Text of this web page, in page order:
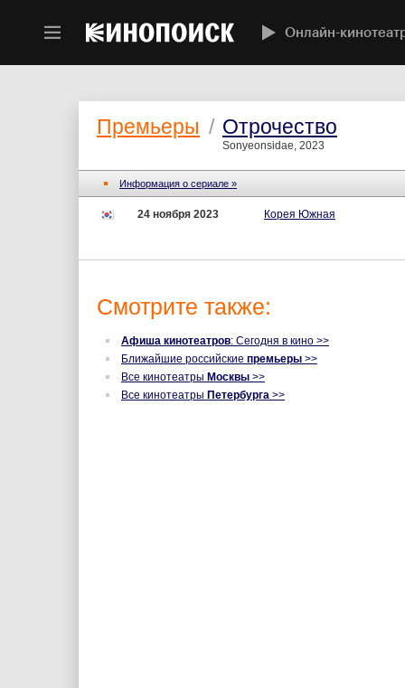
Онлайн-
Премьеры / Отрочество
Sonyeonsidae, 2023
Информация о сериале »
24 ноября 2023 Корея Южная
Смотрите также:
Афиша кинотеатров: Сегодня в кино >>
Ближайшие российские премьеры >>
Все кинотеатры Москвы >>
Все кинотеатры Петербурга >>